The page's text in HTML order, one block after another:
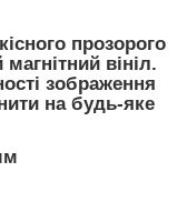
прозорого
вініл.
зображення
на будь-яке